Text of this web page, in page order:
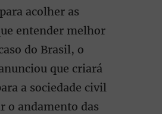
acolher as
entender melhor
do Brasil, o
que criará
a sociedade civil
o andamento das